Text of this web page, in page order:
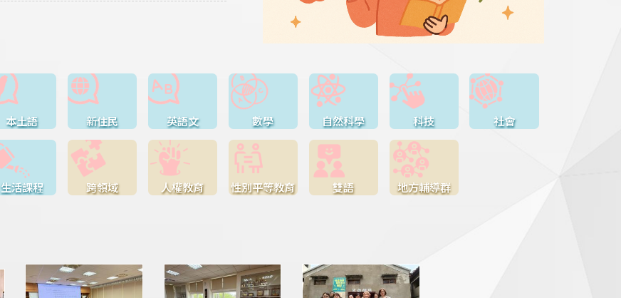
本土語 新住民 英語文 數學 自然科學 科技 社會
生活課程 跨領域 人權教育 性別平等教育 雙語 地方輔導群